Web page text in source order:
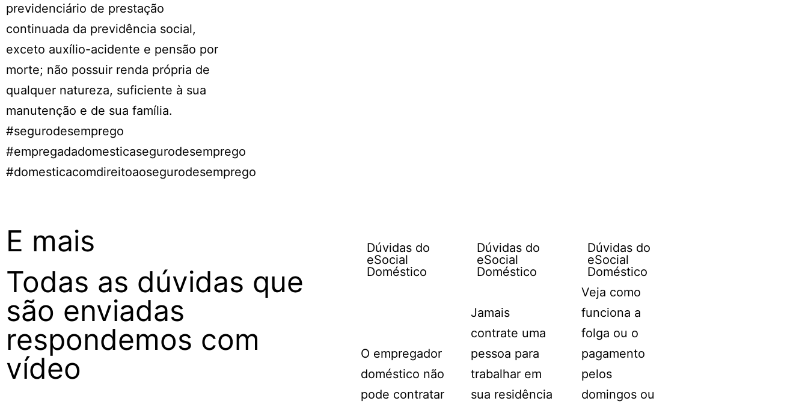
previdenciário de prestação
continuada da previdência social,
exceto auxílio-acidente e pensão por
morte; não possuir renda própria de
qualquer natureza, suficiente à sua
manutenção e de sua família.
#segurodesemprego
#empregadadomesticasegurodesemprego
#domesticacomdireitoaosegurodesemprego
E mais
Todas as dúvidas que
são enviadas
respondemos com
vídeo
Dúvidas do
eSocial
Doméstico
O empregador
doméstico não
pode contratar
Dúvidas do
eSocial
Doméstico
Jamais
contrate uma
pessoa para
trabalhar em
sua residência
Dúvidas do
eSocial
Doméstico
Veja como
funciona a
folga ou o
pagamento
pelos
domingos ou